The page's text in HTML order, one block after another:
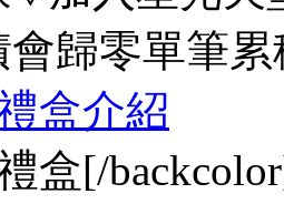
歸零單筆
盒介紹
盒[/